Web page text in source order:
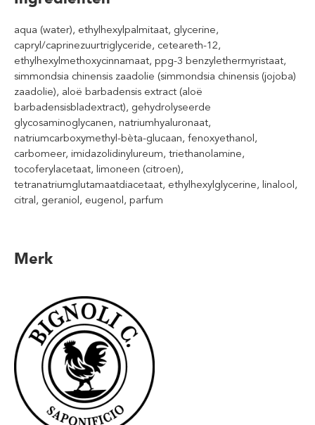
aqua (water), ethylhexylpalmitaat, glycerine,
capryl/caprinezuurtriglyceride, ceteareth-12,
ethylhexylmethoxycinnamaat, ppg-3 benzylethermyristaat,
simmondsia chinensis zaadolie (simmondsia chinensis (jojoba)
zaadolie), aloë barbadensis extract (aloë
barbadensisbladextract), gehydrolyseerde
glycosaminoglycanen, natriumhyaluronaat,
natriumcarboxymethyl-bèta-glucaan, fenoxyethanol,
carbomeer, imidazolidinylureum, triethanolamine,
tocoferylacetaat, limoneen (citroen),
tetranatriumglutamaatdiacetaat, ethylhexylglycerine, linalool,
citral, geraniol, eugenol, parfum
Merk